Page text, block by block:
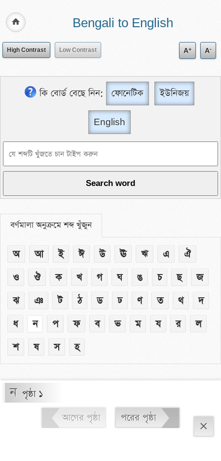
Bengali to English
High Contrast Low Contrast A+ A-
কি বোর্ড বেছে নিন: ফোনেটিক ইউনিজয়
English
বর্ণমালা অনুক্রমে শব্দ খুঁজুন
অ আ ই ঈ উ ঊ ঋ এ
ঐ
ও
ঔ ক খ গ ঘ ঙ চ ছ
জ
ঝ
ঞ ট ঠ ড ঢ ণ ত থ
দ
ধ
ন প ফ ব ভ ম য র
ল
শ
ষ স হ
ন পৃষ্ঠা ১
আগের পৃষ্ঠা
পরের পৃষ্ঠা
×